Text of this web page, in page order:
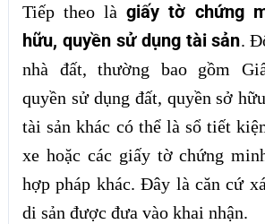
Tiếp theo làgiấy tờ chứng
hữu, quyền sử dụng tài sản.
nhà đất, thường bao gồm
quyền sử dụng đất, quyền sở
tài sản khác có thể là sổ tiết
xe hoặc các giấy tờ chứng
hợp pháp khác. Đây là căn cứ
di sản được đưa vào khai nhận.